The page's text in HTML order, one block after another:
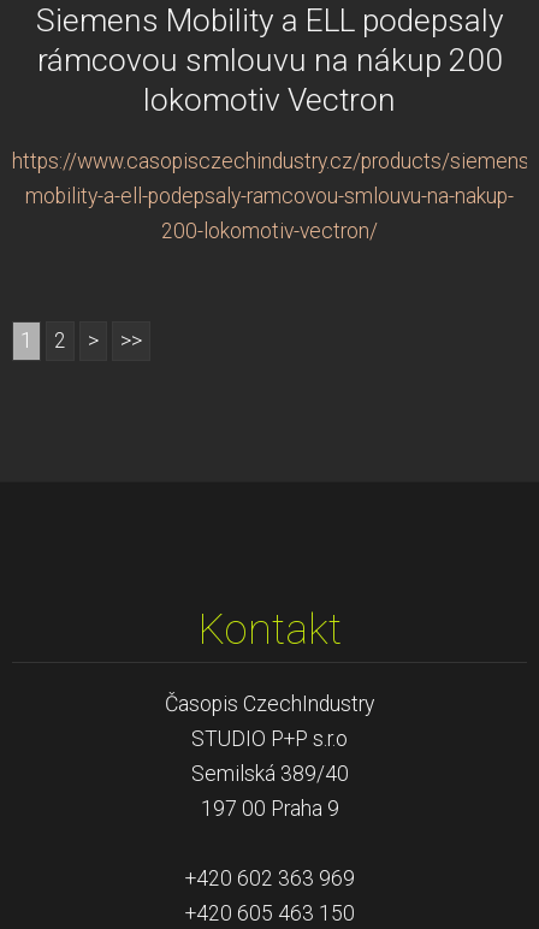
Siemens Mobility a ELL podepsaly
rámcovou smlouvu na nákup 200
lokomotiv Vectron
https://www.casopisczechindustry.cz/products/siemens-
mobility-a-ell-podepsaly-ramcovou-smlouvu-na-nakup-
200-lokomotiv-vectron/
1 2 > >>
Kontakt
Časopis CzechIndustry
STUDIO P+P s.r.o
Semilská 389/40
197 00 Praha 9
+420 602 363 969
+420 605 463 150